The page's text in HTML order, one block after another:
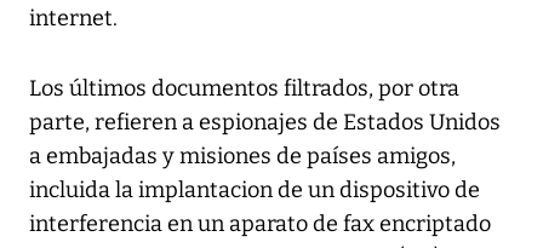
internet.
Los últimos documentos filtrados, por otra
parte, refieren a espionajes de Estados Unidos
a embajadas y misiones de países amigos,
incluida la implantacion de un dispositivo de
interferencia en un aparato de fax encriptado